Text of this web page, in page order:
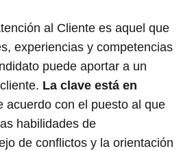
al Cliente es aquel que
experiencias y competencias
puede aportar a un
La clave está en
acuerdo con el puesto al que
habilidades de
de conflictos y la orientación